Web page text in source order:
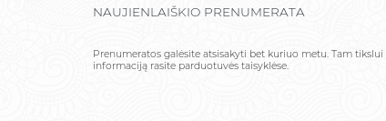
NAUJIENLAIŠKIO PRENUMERATA
Prenumeratos galėsite atsisakyti bet kuriuo metu. Tam
informaciją rasite parduotuvės taisyklėse.